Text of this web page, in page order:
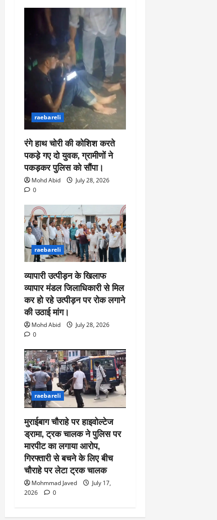
raebareli
रंगे हाथ चोरी की कोशिश करते
पकड़े गए दो युवक, ग्रामीणों ने
पकड़कर पुलिस को सौंपा।
Mohd Abid
July 28, 2026
0
raebareli
व्यापारी उत्पीड़न के खिलाफ
व्यापार मंडल जिलाधिकारी से मिल
कर हो रहे उत्पीड़न पर रोक लगाने
की उठाई मांग।
Mohd Abid
July 28, 2026
0
raebareli
मुराईबाग चौराहे पर हाइवोल्टेज
ड्रामा, ट्रक चालक ने पुलिस पर
मारपीट का लगाया आरोप,
गिरफ्तारी से बचने के लिए बीच
चौराहे पर लेटा ट्रक चालक
Mohmmad Javed
July 17,
2026
0